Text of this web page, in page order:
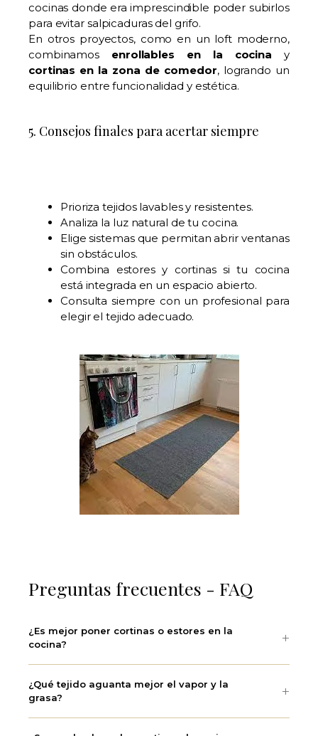
cocinas donde era imprescindible poder subirlos
para evitar salpicaduras del grifo.
En otros proyectos, como en un loft moderno,
combinamos enrollables en la cocina y
cortinas en la zona de comedor, logrando un
equilibrio entre funcionalidad y estética.
5. Consejos finales para acertar siempre
Prioriza tejidos lavables y resistentes.
Analiza la luz natural de tu cocina.
Elige sistemas que permitan abrir ventanas
sin obstáculos.
Combina estores y cortinas si tu cocina
está integrada en un espacio abierto.
Consulta siempre con un profesional para
elegir el tejido adecuado.
Preguntas frecuentes - FAQ
¿Es mejor poner cortinas o estores en la
cocina?
¿Qué tejido aguanta mejor el vapor y la
grasa?